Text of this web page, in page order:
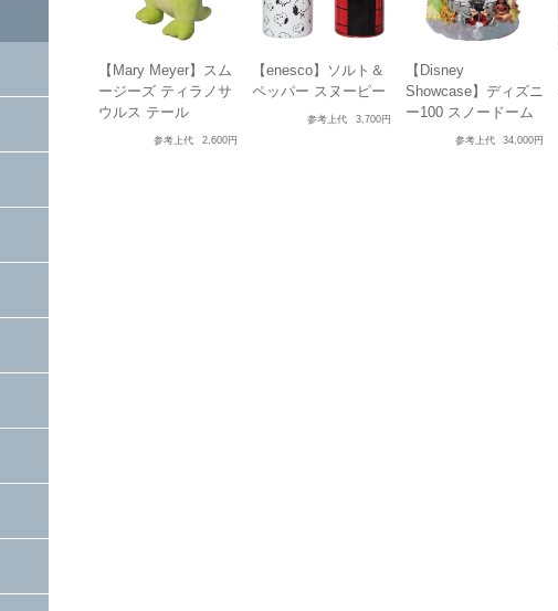
【Mary Meyer】スム
ージーズ ティラノサ
ウルス テール
参考上代 2,600円
【enesco】ソルト＆
ペッパー スヌーピー
参考上代 3,700円
【Disney
Showcase】ディズニ
ー100 スノードーム
参考上代 34,000円